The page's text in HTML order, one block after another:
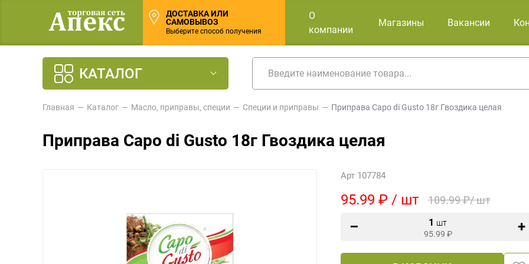
ДОСТАВКА ИЛИ
САМОВЫВОЗ
Выберите способ получения
О
компании
Магазины Вакансии
КАТАЛОГ
Главная Каталог Масло, приправы, специи Специи и приправы Приправа Capo di Gusto 18г Гвоздика целая
Приправа Capo di Gusto 18г Гвоздика целая
Арт 107784
95.99 ₽ / шт 109.99 ₽/ шт
1 шт
95.99 ₽